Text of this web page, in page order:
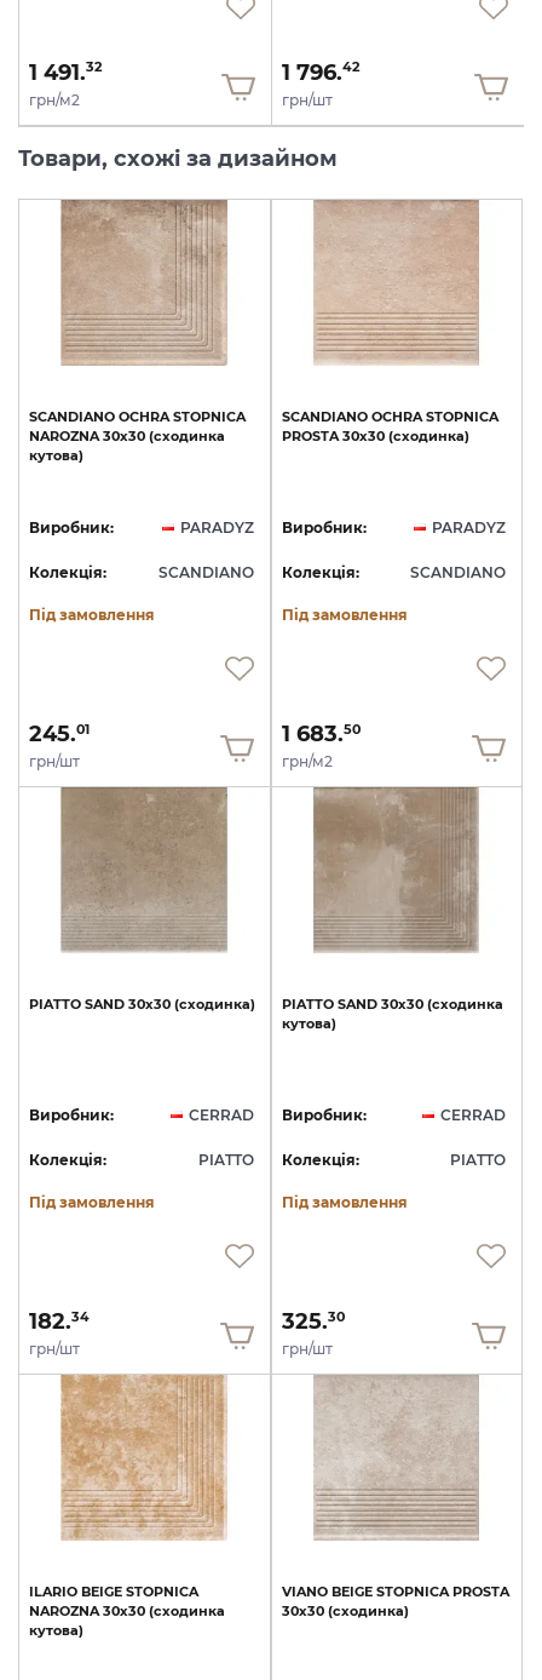
1 491.32
грн/м2
1 796.42
грн/шт
Товари, схожі за дизайном
SCANDIANO OCHRA STOPNICA
NAROZNA 30x30 (сходинка
кутова)
Виробник: PARADYZ
Колекція: SCANDIANO
Під замовлення
245.01
грн/шт
SCANDIANO OCHRA STOPNICA
PROSTA 30x30 (сходинка)
Виробник: PARADYZ
Колекція: SCANDIANO
Під замовлення
1 683.50
грн/м2
PIATTO SAND 30х30 (сходинка)
Виробник: CERRAD
Колекція: PIATTO
Під замовлення
182.34
грн/шт
PIATTO SAND 30х30 (сходинка
кутова)
Виробник: CERRAD
Колекція: PIATTO
Під замовлення
325.30
грн/шт
ILARIO BEIGE STOPNICA
NAROZNA 30х30 (сходинка
кутова)
VIANO BEIGE STOPNICA PROSTA
30х30 (сходинка)